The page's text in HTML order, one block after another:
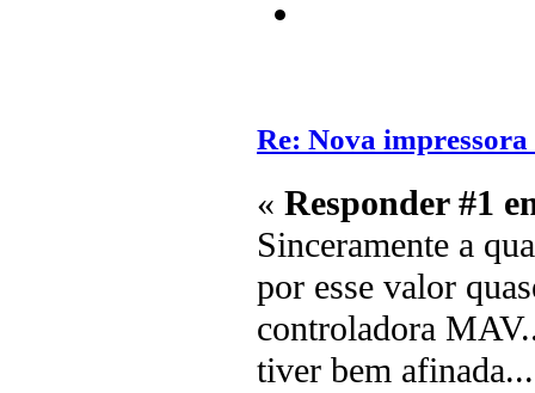
Re: Nova
« Responder #1
Sinceramente a
por esse valor
controladora
tiver bem afinada...